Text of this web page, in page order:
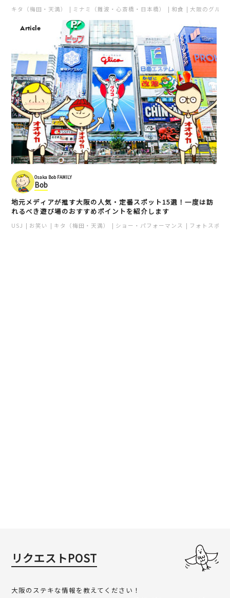
キタ（梅田・天満） ミナミ（難波・心斎橋・日本橋） 和食 大阪のグルメ
Article
Osaka Bob FAMILY
Bob
地元メディアが推す大阪の人気・定番スポット15選！一度は訪
れるべき遊び場のおすすめポイントを紹介します
USJ お笑い キタ（梅田・天満） ショー・パフォーマンス フォトスポッ
リクエストPOST
大阪のステキな情報を教えてください！